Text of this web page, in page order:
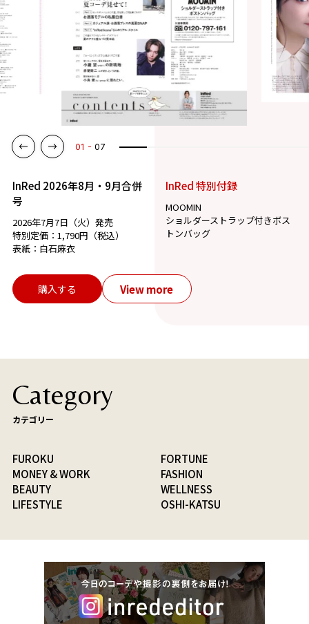
01 07
InRed 2026年8月・9月合併
号
2026年7月7日（火）発売
特別定価：1,790円（税込）
表紙：白石麻衣
InRed 特別付録
MOOMIN
ショルダーストラップ付きボス
トンバッグ
購入する View more
Category
カテゴリー
FUROKU
FORTUNE
MONEY & WORK
FASHION
BEAUTY
WELLNESS
LIFESTYLE
OSHI-KATSU